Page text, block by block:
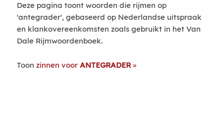
Deze pagina toont woorden die rijmen op
'antegrader', gebaseerd op Nederlandse uitspraak
en klankovereenkomsten zoals gebruikt in het Van
Dale Rijmwoordenboek.
Toon zinnen voor ANTEGRADER